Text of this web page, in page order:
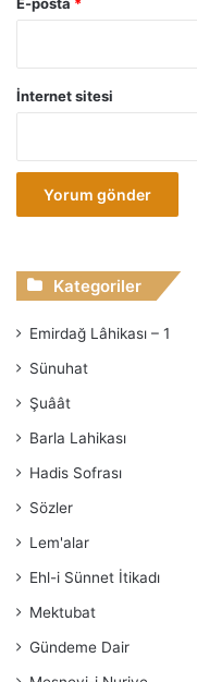
İnternet sitesi
Kategoriler
Emirdağ Lâhikası – 1
Sünuhat
Şuâât
Barla Lahikası
Hadis Sofrası
Sözler
Lem'alar
Ehl-i Sünnet İtikadı
Mektubat
Gündeme Dair